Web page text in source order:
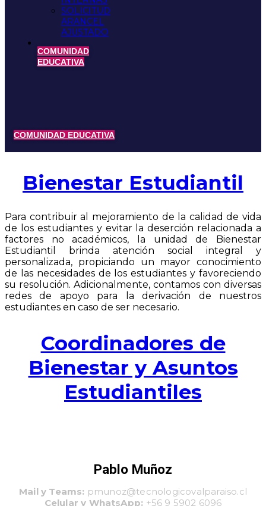
SOLICITUD
ARANCEL
AJUSTADO
COMUNIDAD
EDUCATIVA
COMUNIDAD EDUCATIVA
Bienestar Estudiantil
Para contribuir al mejoramiento de la calidad de vida
de los estudiantes y evitar la deserción relacionada a
factores no académicos, la unidad de Bienestar
Estudiantil brinda atención social integral y
personalizada, propiciando un mayor conocimiento
de las necesidades de los estudiantes y favoreciendo
su resolución. Adicionalmente, contamos con diversas
redes de apoyo para la derivación de nuestros
estudiantes en caso de ser necesario.
Coordinadores de
Bienestar y Asuntos
Estudiantiles
Pablo Muñoz
Mail y Teams: pmunoz@tecnologicovalparaiso.cl
Celular y WhatsApp: +56 9 5902 6096